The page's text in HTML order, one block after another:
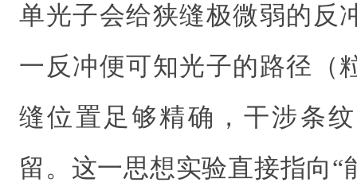
单光子会给狭缝极微弱的反
一反冲便可知光子的路径（
缝位置足够精确，干涉条
留。这一思想实验直接指向“